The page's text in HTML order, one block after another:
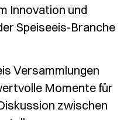
Innovation und
Speiseeis-Branche
Versammlungen
Momente für
zwischen